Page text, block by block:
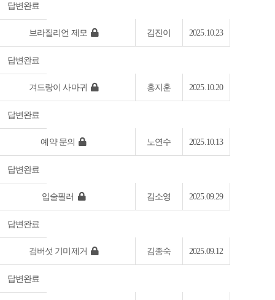
답변완료
브라질리언 제모 김진이 2025.10.23
답변완료
겨드랑이 사마귀 홍지훈 2025.10.20
답변완료
예약 문의 노연수 2025.10.13
답변완료
입술필러 김소영 2025.09.29
답변완료
검버섯 기미제거 김종숙 2025.09.12
답변완료